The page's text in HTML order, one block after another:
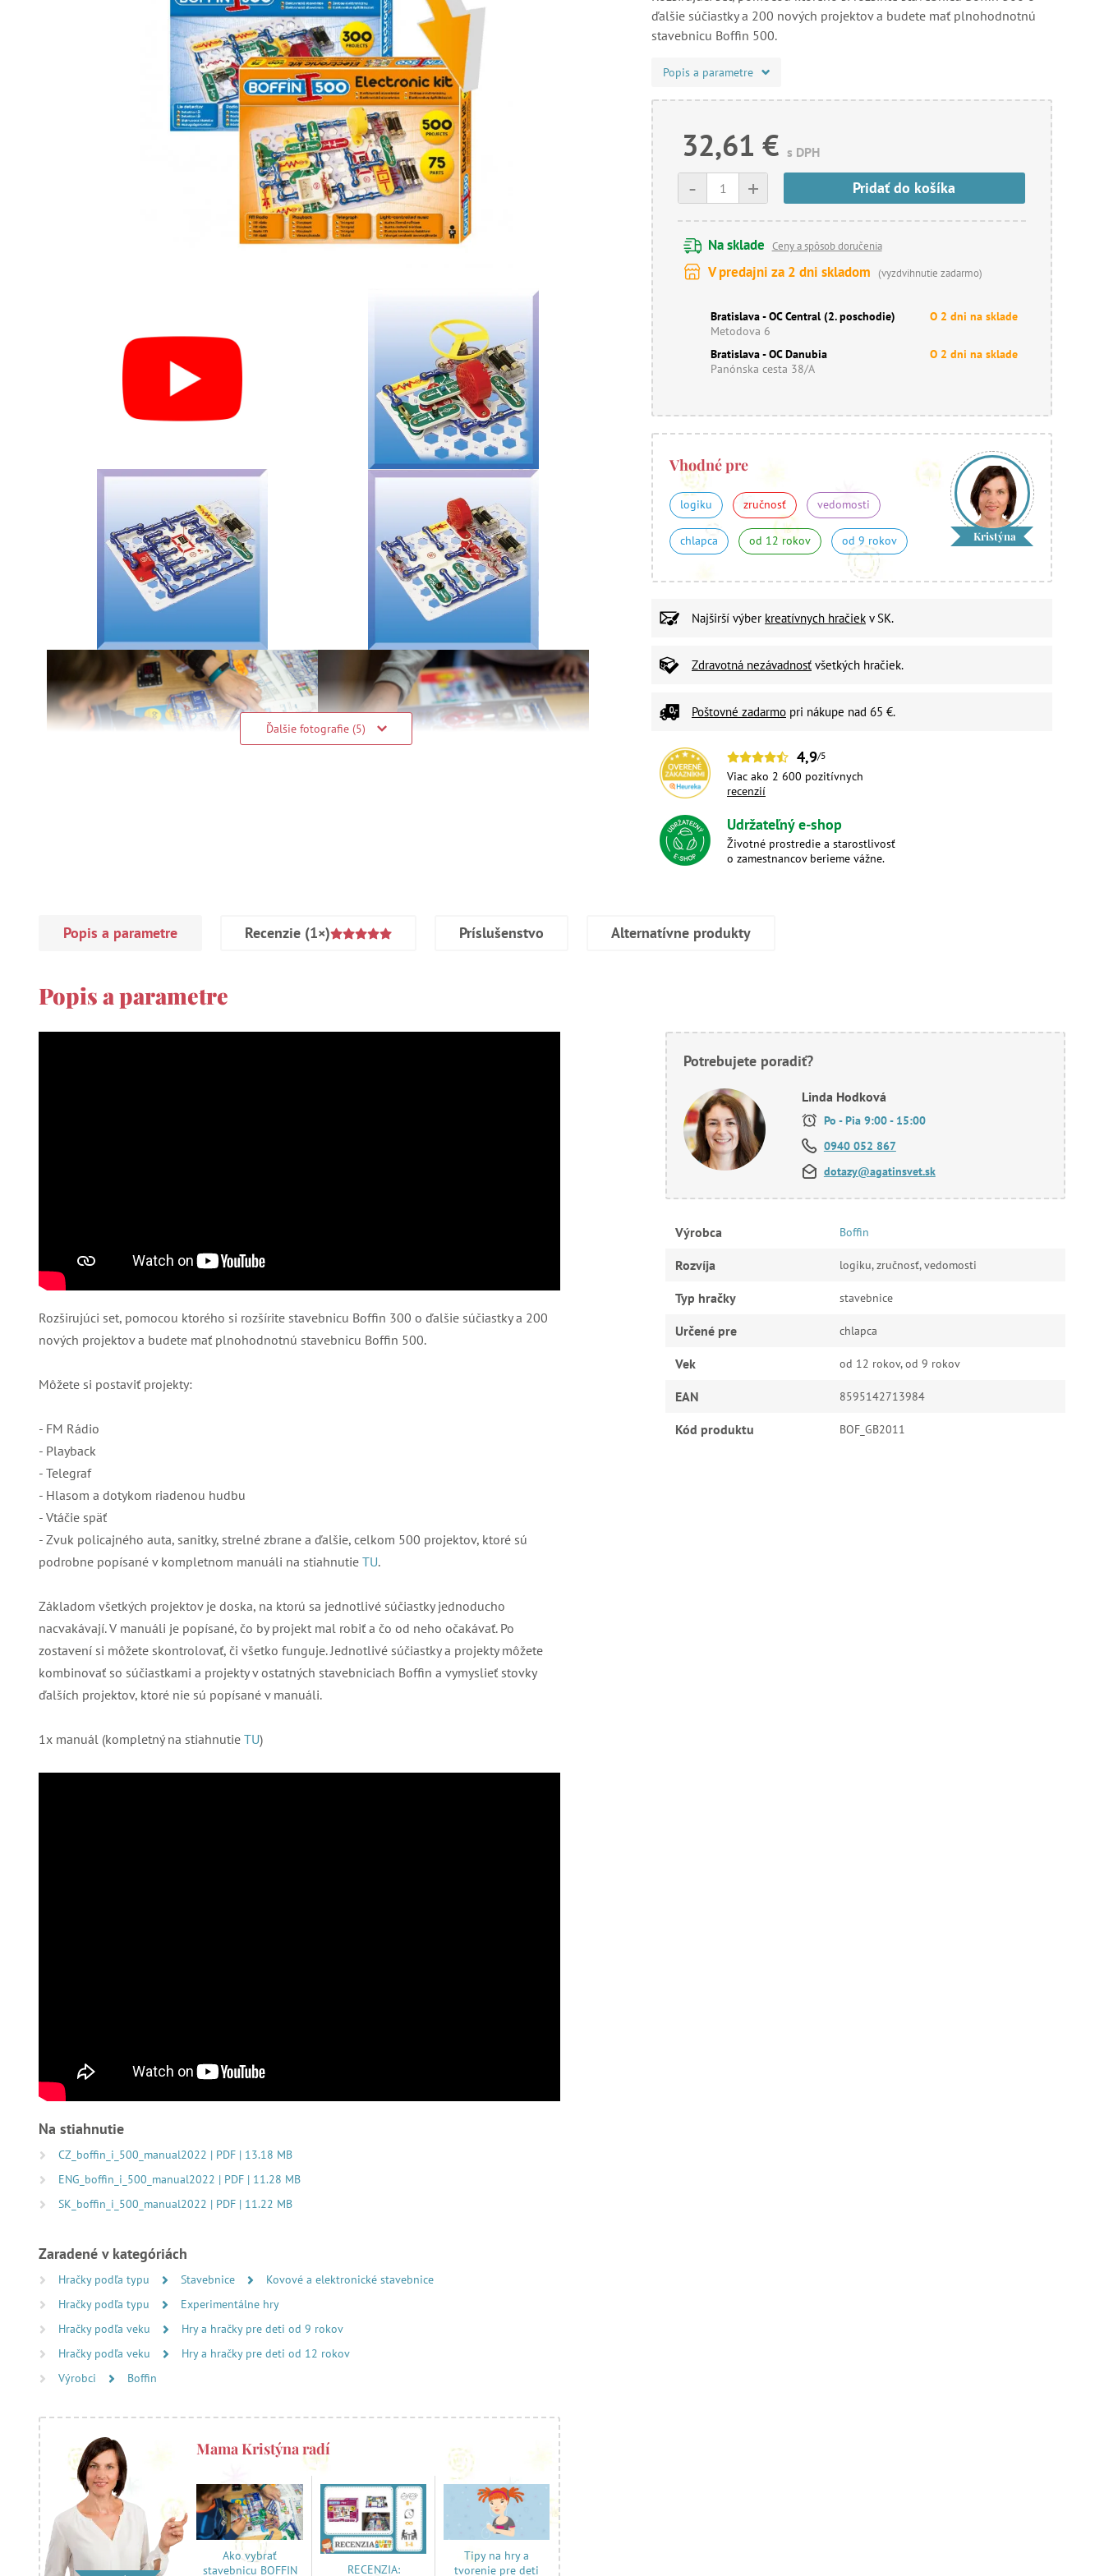
Ďalšie fotografie (5)
ďalšie súčiastky a 200 nových projektov a budete mať plnohodnotnú
stavebnicu Boffin 500.
Popis a parametre
32,61 € s DPH
+
- Pridať do košíka
Na sklade Ceny a spôsob doručenia
V predajni za 2 dni skladom (vyzdvihnutie zadarmo)
Bratislava - OC Central (2. poschodie)
Metodova 6
O 2 dni na sklade
Bratislava - OC Danubia
Panónska cesta 38/A
O 2 dni na sklade
Vhodné pre
logiku zručnosť vedomosti
chlapca od 12 rokov od 9 rokov Kristýna
Najširší výber kreatívnych hračiek v SK.
Zdravotná nezávadnosť všetkých hračiek.
Poštovné zadarmo pri nákupe nad 65 €.
4,9/5
Viac ako 2 600 pozitívnych
recenzií
Udržateľný e-shop
Životné prostredie a starostlivosť
o zamestnancov berieme vážne.
Popis a parametre Recenzie (1×) Príslušenstvo Alternatívne produkty
Popis a parametre
Rozširujúci set, pomocou ktorého si rozšírite stavebnicu Boffin 300 o ďalšie súčiastky a 200
nových projektov a budete mať plnohodnotnú stavebnicu Boffin 500.
Môžete si postaviť projekty:
- FM Rádio
- Playback
- Telegraf
- Hlasom a dotykom riadenou hudbu
- Vtáčie späť
- Zvuk policajného auta, sanitky, strelné zbrane a ďalšie, celkom 500 projektov, ktoré sú
podrobne popísané v kompletnom manuáli na stiahnutie TU.
Základom všetkých projektov je doska, na ktorú sa jednotlivé súčiastky jednoducho
nacvakávají. V manuáli je popísané, čo by projekt mal robiť a čo od neho očakávať. Po
zostavení si môžete skontrolovať, či všetko funguje. Jednotlivé súčiastky a projekty môžete
kombinovať so súčiastkami a projekty v ostatných stavebniciach Boffin a vymyslieť stovky
ďalších projektov, ktoré nie sú popísané v manuáli.
1x manuál (kompletný na stiahnutie TU)
Na stiahnutie
CZ_boffin_i_500_manual2022 | PDF | 13.18 MB
ENG_boffin_i_500_manual2022 | PDF | 11.28 MB
SK_boffin_i_500_manual2022 | PDF | 11.22 MB
Zaradené v kategóriách
Hračky podľa typu Stavebnice
Kovové a elektronické stavebnice
Hračky podľa typu
Experimentálne hry
Hračky podľa veku
Hry a hračky pre deti od 9 rokov
Hračky podľa veku
Hry a hračky pre deti od 12 rokov
Výrobci
Boffin
Mama Kristýna radí
Ako vybrať
stavebnicu BOFFIN
RECENZIA:
Tipy na hry a
tvorenie pre deti
Potrebujete poradiť?
Linda Hodková
Po - Pia 9:00 - 15:00
0940 052 867
dotazy@agatinsvet.sk
Výrobca Boffin
Rozvíja logiku, zručnosť, vedomosti
Typ hračky stavebnice
Určené pre chlapca
Vek od 12 rokov, od 9 rokov
EAN 8595142713984
Kód produktu BOF_GB2011